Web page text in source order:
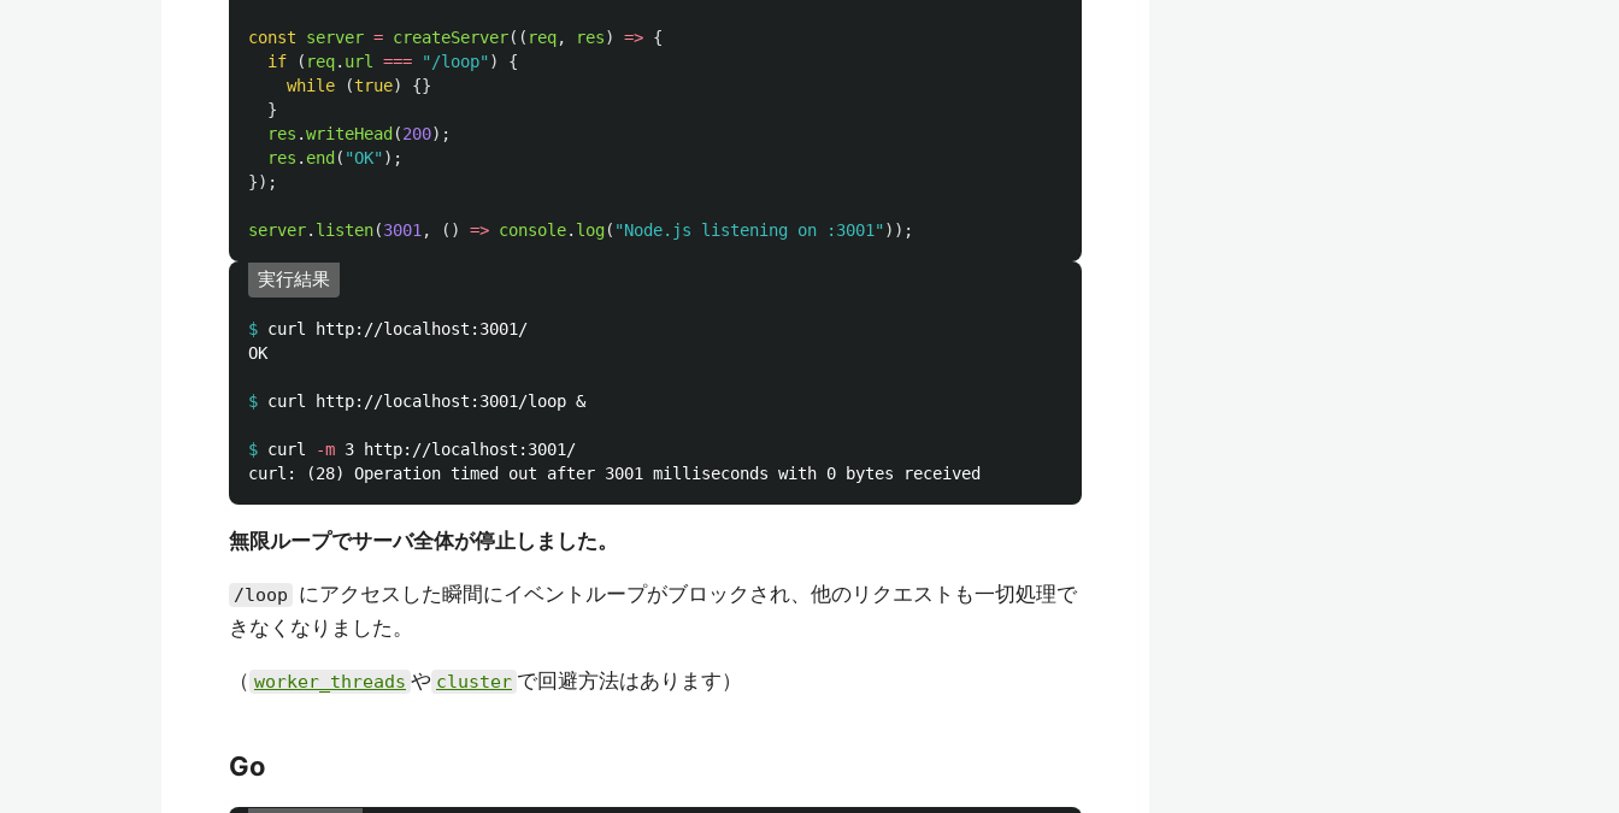
const server = createServer(( req, res) => {
if
( req. url === " /loop" )
{
while
(true)
{}
}
res .writeHead (200);
res . end ( "OK" );
});
server. listen(3001 , () => console. log( "Node.js listening on :3001 " ));
実行結果
$
OK
$
$ curl -m
無限ループでサーバ全体が停止しました。
/loop
にアクセスした瞬間にイベントループがブロックされ、他のリクエストも一切処理で
きなくなりました。
（ worker_threads や cluster で回避方法はあります）
Go